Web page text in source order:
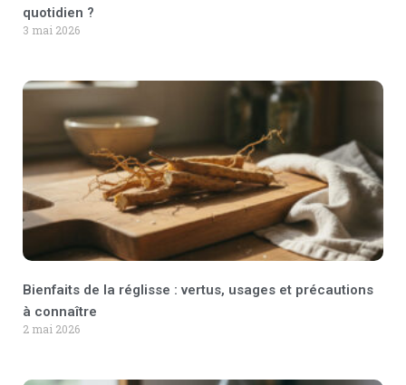
quotidien ?
3 mai 2026
Bienfaits de la réglisse : vertus, usages et précautions
à connaître
2 mai 2026